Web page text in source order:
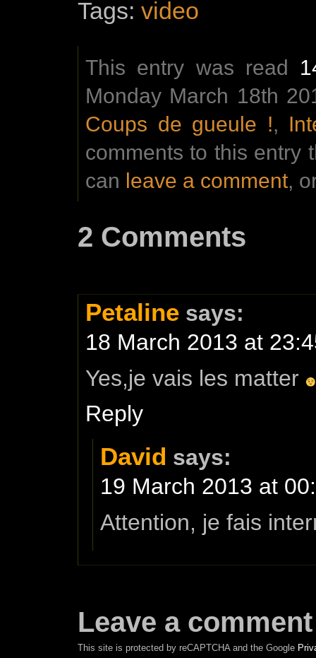
Tags: video
This entry was read
Monday March 18th
Coups de gueule !,
comments to this entry
can leave a comment,
2 Comments
Petaline says:
18 March 2013 at
Yes,je vais les matter
Reply
David says:
19 March 2013 at
Attention, je fais
Leave a comment
This site is protected by reCAPTCHA and the Google